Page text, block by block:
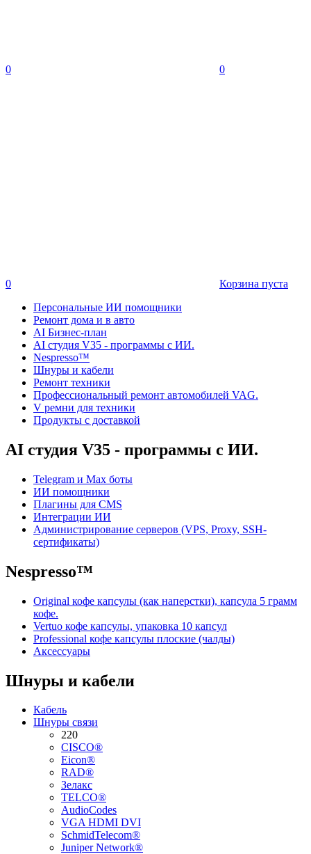
0 0
0
Корзина пуста
Персональные ИИ помощники
Ремонт дома и в авто
AI Бизнес-план
AI студия V35 - программы с ИИ.
Nespresso™
Шнуры и кабели
Ремонт техники
Профессиональный ремонт автомобилей VAG.
V ремни для техники
Продукты с доставкой
AI студия V35 - программы с ИИ.
Telegram и Max боты
ИИ помощники
Плагины для CMS
Интеграции ИИ
Администрирование серверов (VPS, Proxy, SSH-
сертификаты)
Nespresso™
Original кофе капсулы (как наперстки), капсула 5 грамм
кофе.
Vertuo кофе капсулы, упаковка 10 капсул
Professional кофе капсулы плоские (чалды)
Аксессуары
Шнуры и кабели
Кабель
Шнуры связи
220
CISCO®
Eicon®
RAD®
Зелакс
TELCO®
AudioCodes
VGA HDMI DVI
SchmidTelecom®
Juniper Network®